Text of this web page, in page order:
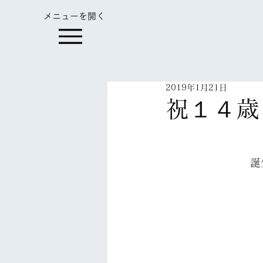
​メニューを開く
祝１４歳
2019年1月21日
冬羽が
誕生日ケーキ